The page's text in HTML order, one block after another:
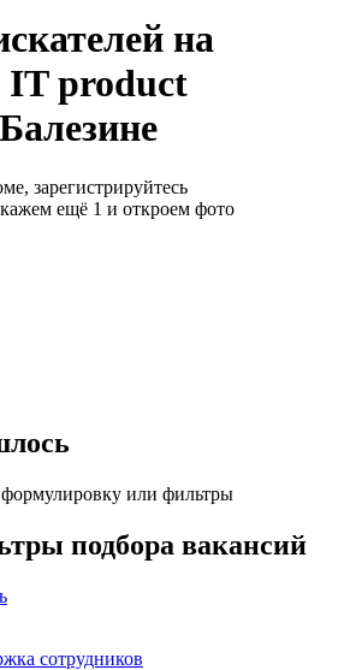
на
IT product
зарегистрируйтесь
ещё 1 и откроем фото
или фильтры
подбора вакансий
сотрудников